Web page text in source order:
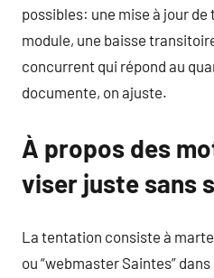
possibles: une mise à jour de
module, une baisse
concurrent qui répond au
documente, on ajuste.
À propos des
viser juste sans
La tentation consiste à
ou “webmaster Saintes”